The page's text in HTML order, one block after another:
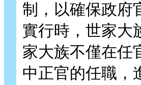
制，以確保政府
實行時，世家大
家大族不僅在任
中正官的任職，